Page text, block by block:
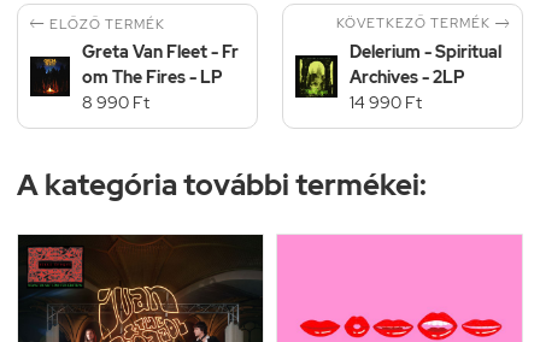
 ELŐZŐ TERMÉK
Greta Van Fleet - Fr
om The Fires - LP
8 990 Ft
KÖVETKEZŐ TERMÉK 
Delerium - Spiritual
Archives - 2LP
14 990 Ft
A kategória további termékei: